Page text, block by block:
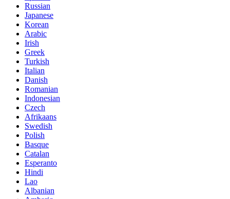
Russian
Japanese
Korean
Arabic
Irish
Greek
Turkish
Italian
Danish
Romanian
Indonesian
Czech
Afrikaans
Swedish
Polish
Basque
Catalan
Esperanto
Hindi
Lao
Albanian